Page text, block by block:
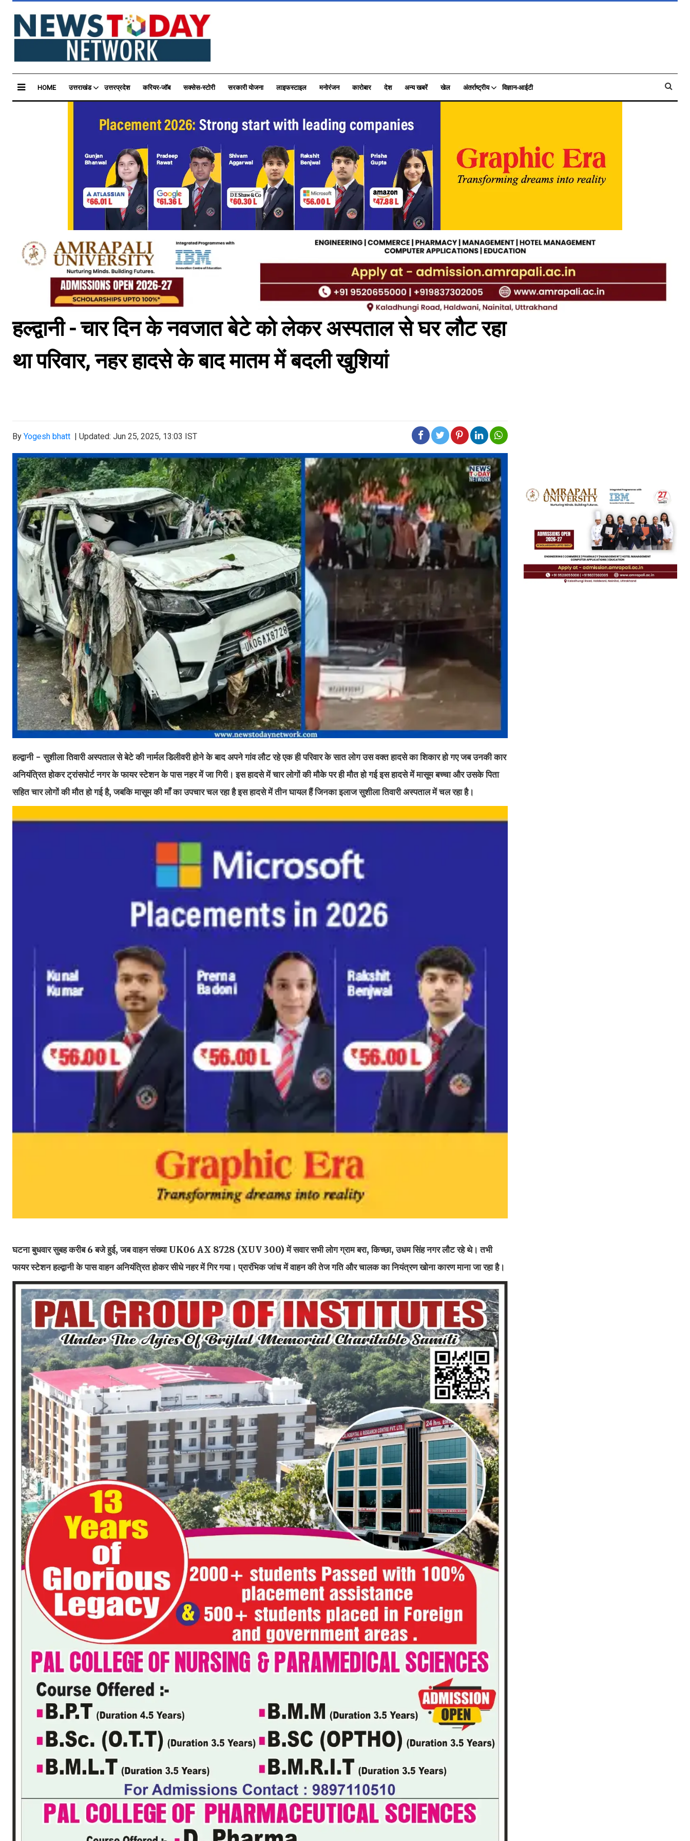
HOME उत्तराखंड उत्तरप्रदेश करियर-जॉब सक्सेस-स्टोरी सरकारी योजना लाइफस्टाइल मनोरंजन कारोबार देश अन्य खबरें खेल अंतर्राष्ट्रीय विज्ञान-आईटी
हल्द्वानी - चार दिन के नवजात बेटे को लेकर अस्पताल से घर लौट रहा
था परिवार, नहर हादसे के बाद मातम में बदली खुशियां
By Yogesh bhatt | Updated: Jun 25, 2025, 13:03 IST
हल्द्वानी - सुशीला तिवारी अस्पताल से बेटे की नार्मल डिलीवरी होने के बाद अपने गांव लौट रहे एक ही परिवार के सात लोग उस वक्त हादसे का शिकार हो गए जब उनकी कार
अनियंत्रित होकर ट्रांसपोर्ट नगर के फायर स्टेशन के पास नहर में जा गिरी। इस हादसे में चार लोगों की मौके पर ही मौत हो गई इस हादसे में मासूम बच्चा और उसके पिता
सहित चार लोगों की मौत हो गई है, जबकि मासूम की माँ का उपचार चल रहा है इस हादसे में तीन घायल हैं जिनका इलाज सुशीला तिवारी अस्पताल में चल रहा है।
घटना बुधवार सुबह करीब 6 बजे हुई, जब वाहन संख्या UK06 AX 8728 (XUV 300) में सवार सभी लोग ग्राम बरा, किच्छा, उधम सिंह नगर लौट रहे थे। तभी
फायर स्टेशन हल्द्वानी के पास वाहन अनियंत्रित होकर सीधे नहर में गिर गया। प्रारंभिक जांच में वाहन की तेज गति और चालक का नियंत्रण खोना कारण माना जा रहा है।